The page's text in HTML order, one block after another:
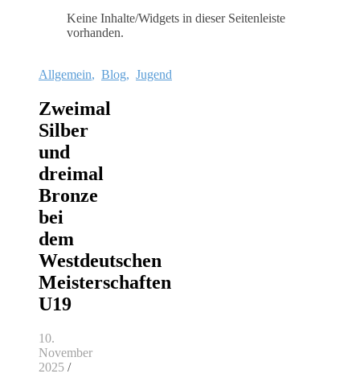
Keine Inhalte/Widgets in dieser Seitenleiste
vorhanden.
Allgemein, Blog, Jugend
Zweimal
Silber
und
dreimal
Bronze
bei
dem
Westdeutschen
Meisterschaften
U19
10.
November
2025 /